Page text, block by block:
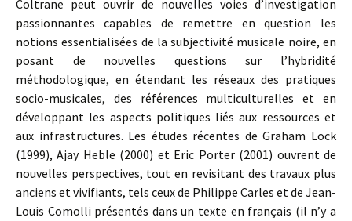
Coltrane peut ouvrir de nouvelles voies d’investigation
passionnantes capables de remettre en question les
notions essentialisées de la subjectivité musicale noire, en
posant de nouvelles questions sur l’hybridité
méthodologique, en étendant les réseaux des pratiques
socio-musicales, des références multiculturelles et en
développant les aspects politiques liés aux ressources et
aux infrastructures. Les études récentes de Graham Lock
(1999), Ajay Heble (2000) et Eric Porter (2001) ouvrent de
nouvelles perspectives, tout en revisitant des travaux plus
anciens et vivifiants, tels ceux de Philippe Carles et de Jean-
Louis Comolli présentés dans un texte en français (il n’y a